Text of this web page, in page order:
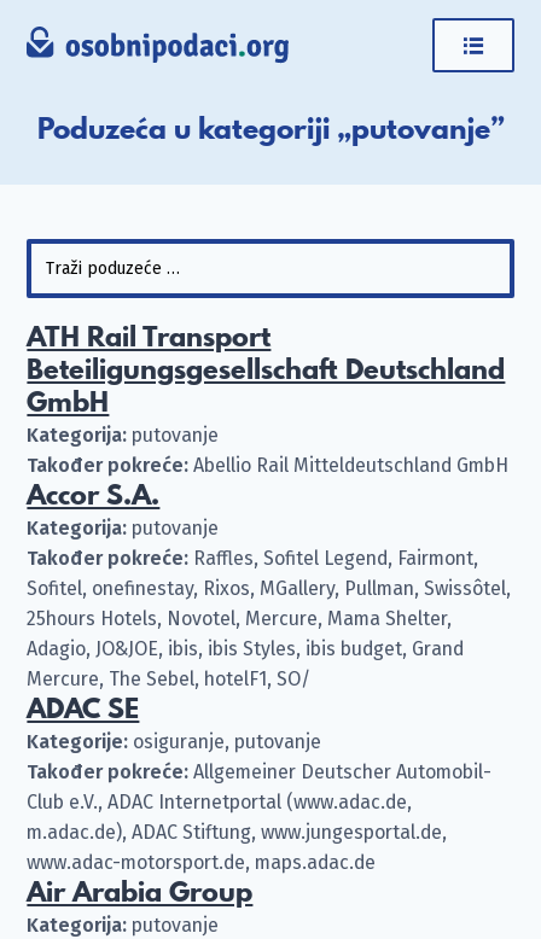
Poduzeća u kategoriji „putovanje”
ATH Rail Transport
Beteiligungsgesellschaft Deutschland
GmbH
Kategorija: putovanje
Također pokreće: Abellio Rail Mitteldeutschland GmbH
Accor S.A.
Kategorija: putovanje
Također pokreće: Raffles, Sofitel Legend, Fairmont,
Sofitel, onefinestay, Rixos, MGallery, Pullman, Swissôtel,
25hours Hotels, Novotel, Mercure, Mama Shelter,
Adagio, JO&JOE, ibis, ibis Styles, ibis budget, Grand
Mercure, The Sebel, hotelF1, SO/
ADAC SE
Kategorije: osiguranje, putovanje
Također pokreće: Allgemeiner Deutscher Automobil-
Club e.V., ADAC Internetportal (www.adac.de,
m.adac.de), ADAC Stiftung, www.jungesportal.de,
www.adac-motorsport.de, maps.adac.de
Air Arabia Group
Kategorija: putovanje